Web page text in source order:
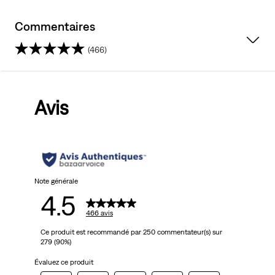
Commentaires
(466)
avis
Avis
Note générale
4.5 466 avis
Ce produit est recommandé par 250 commentateur(s) sur
279 (90%)
Évaluez ce produit